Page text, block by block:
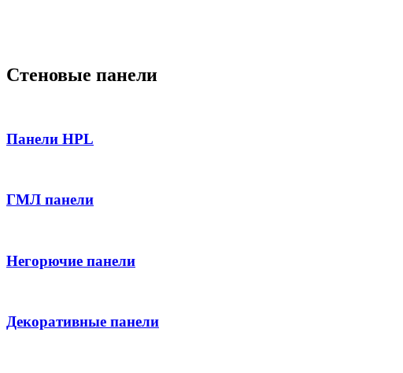
Стеновые панели
Панели HPL
ГМЛ панели
Негорючие панели
Декоративные панели